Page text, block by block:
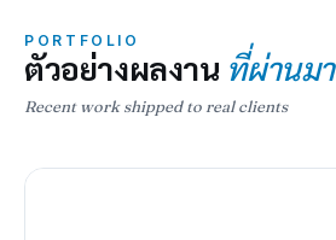
PORTFOLIO
ตัวอย่างผลงาน ที่ผ่านมา
Recent work shipped to real clients